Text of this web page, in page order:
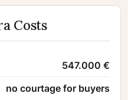
Costs
547.000 €
no courtage for buyers